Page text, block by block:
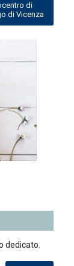
di
di Vicenza
dedicato.